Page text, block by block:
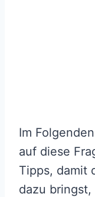
Im
auf diese
Tipps, damit
dazu